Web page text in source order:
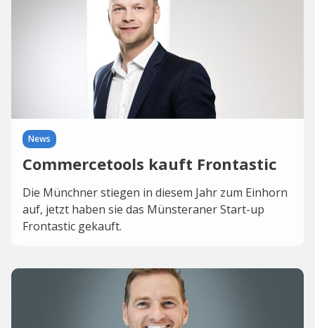
News
Commercetools kauft Frontastic
Die Münchner stiegen in diesem Jahr zum Einhorn
auf, jetzt haben sie das Münsteraner Start-up
Frontastic gekauft.